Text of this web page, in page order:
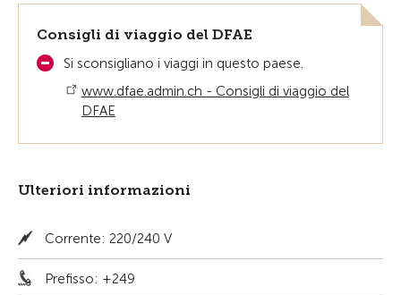
Consigli di viaggio del DFAE
Si sconsigliano i viaggi in questo paese.
www.dfae.admin.ch - Consigli di viaggio del
DFAE
Ulteriori informazioni
Corrente: 220/240 V
Prefisso: +249